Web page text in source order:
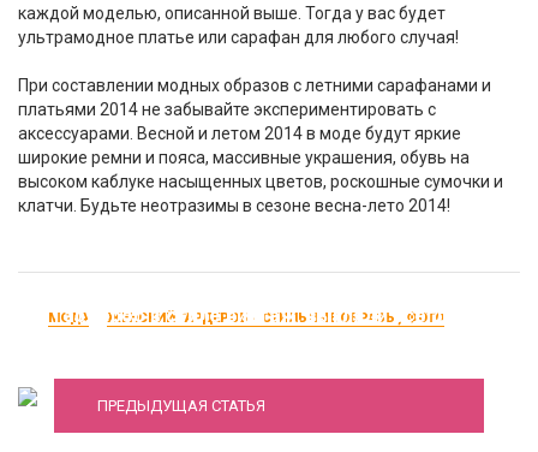
каждой моделью, описанной выше. Тогда у вас будет
ультрамодное платье или сарафан для любого случая!
При составлении модных образов с летними сарафанами и
платьями 2014 не забывайте экспериментировать с
аксессуарами. Весной и летом 2014 в моде будут яркие
широкие ремни и пояса, массивные украшения, обувь на
высоком каблуке насыщенных цветов, роскошные сумочки и
клатчи. Будьте неотразимы в сезоне весна-лето 2014!
МОДА ЖЕНСКИЙ ГАРДЕРОБ - СТИЛЬНЫЕ ОБРАЗЫ, ФОТО
Гардероб в стиле винтаж. выгляди всегда
ПРЕДЫДУЩАЯ СТАТЬЯ
Какое вечернее платье подойдет для
вашего типа фигуры